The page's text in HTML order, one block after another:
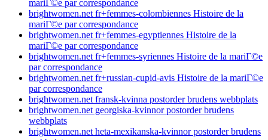
mariГ©e par correspondance
brightwomen.net fr+femmes-colombiennes Histoire de la
mariГ©e par correspondance
brightwomen.net fr+femmes-egyptiennes Histoire de la
mariГ©e par correspondance
brightwomen.net fr+femmes-syriennes Histoire de la mariГ©e
par correspondance
brightwomen.net fr+russian-cupid-avis Histoire de la mariГ©e
par correspondance
brightwomen.net fransk-kvinna postorder brudens webbplats
brightwomen.net georgiska-kvinnor postorder brudens
webbplats
brightwomen.net heta-mexikanska-kvinnor postorder brudens